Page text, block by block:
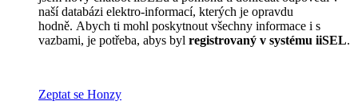
naší databázi elektro-informací, kterých je opravdu
hodně. Abych ti mohl poskytnout všechny informace i s
vazbami, je potřeba, abys byl registrovaný v systému iiSEL.
Zeptat se Honzy